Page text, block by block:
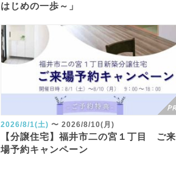
はじめの一歩～」
2026/8/1(土) 〜 2026/8/10(月)
【分譲住宅】福井市二の宮１丁目 ご来
場予約キャンペーン